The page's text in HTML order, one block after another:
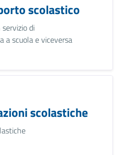
scolastico
di
a scuola e viceversa
scolastiche